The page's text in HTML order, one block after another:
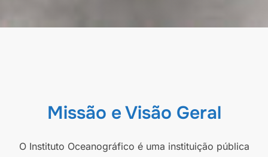
Missão e Visão Geral
O Instituto Oceanográfico é uma instituição pública